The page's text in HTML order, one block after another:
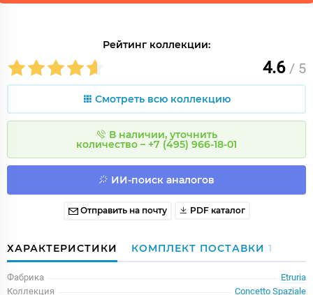
Рейтинг коллекции:
4.6 / 5
Смотреть всю коллекцию
В наличии, уточнить
количество – +7 (495) 966-18-01
ИИ-поиск аналогов
Отправить на почту PDF каталог
ХАРАКТЕРИСТИКИ КОМПЛЕКТ ПОСТАВКИ 1
Фабрика
Etruria
Коллекция
Concetto Spaziale